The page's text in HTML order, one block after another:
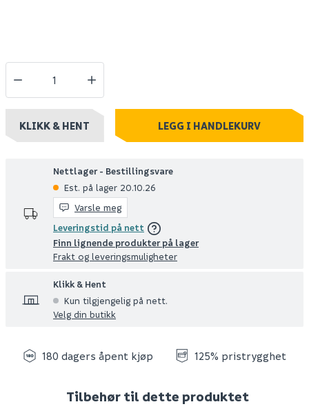
KLIKK & HENT LEGG I HANDLEKURV
Nettlager - Bestillingsvare
Est. på lager 20.10.26
Varsle meg
Leveringstid på nett
Finn lignende produkter på lager
Frakt og leveringsmuligheter
Klikk & Hent
Kun tilgjengelig på nett.
Velg din butikk
180 dagers åpent kjøp 125% pristrygghet
Tilbehør til dette produktet